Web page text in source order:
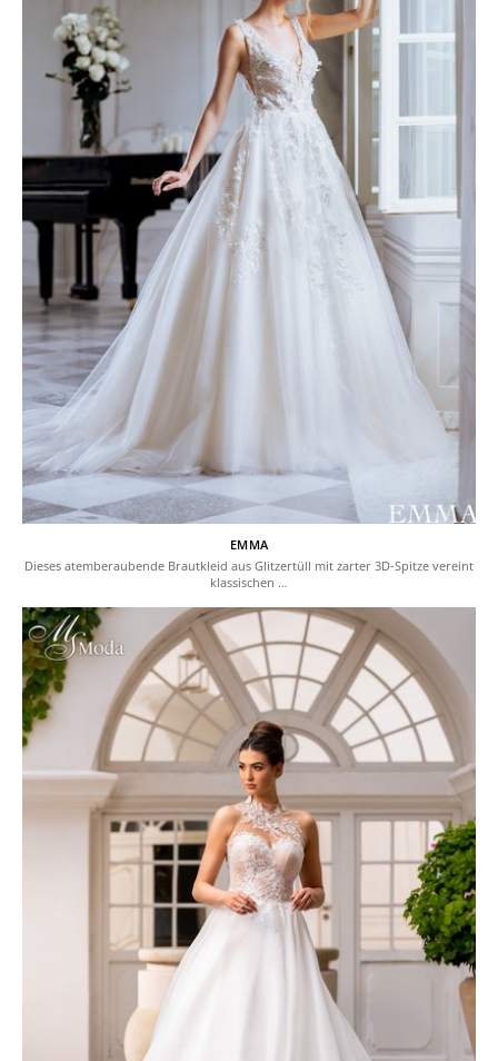
EMMA
Dieses atemberaubende Brautkleid aus Glitzertüll mit zarter 3D-Spitze vereint
klassischen …